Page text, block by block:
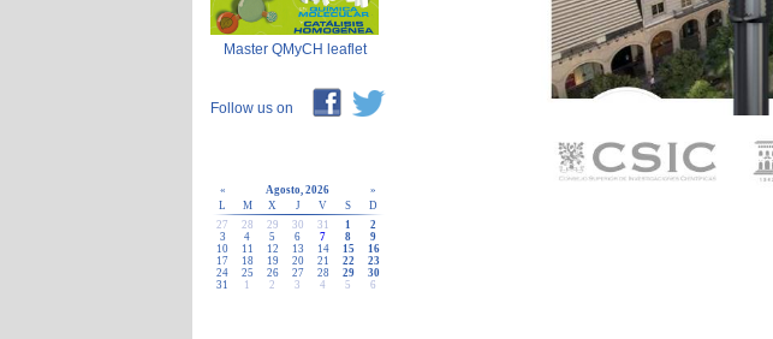
Master QMyCH leaflet
Follow us on
« Agosto, 2026
»
L
M X J V S
D
27
28 29 30 31 1
2
3
4 5 6 7 8
9
10
11 12 13 14 15
16
17
18 19 20 21 22
23
24
25 26 27 28 29
30
31
1 2 3 4 5 6